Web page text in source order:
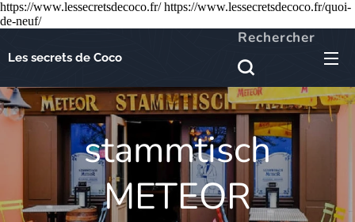
https://www.lessecretsdecoco.fr/ https://www.lessecretsdecoco.fr/quoi-
de-neuf/
Les secrets de Coco
Rechercher
stammtisch
METEOR